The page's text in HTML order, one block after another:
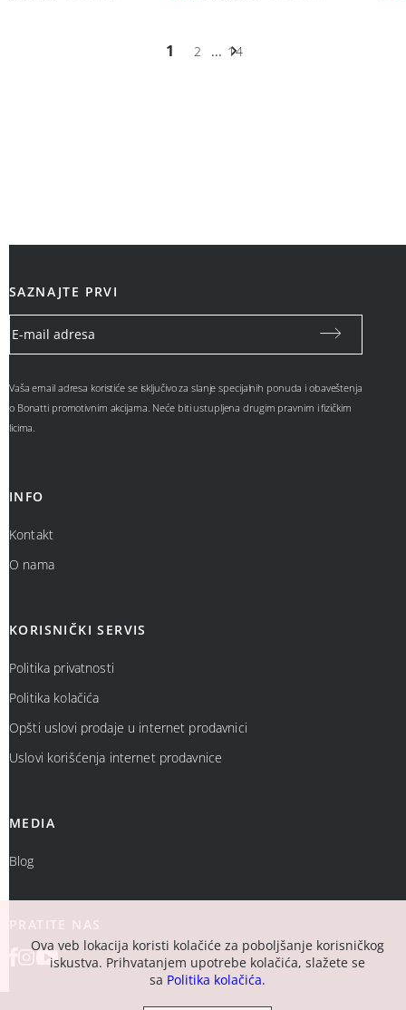
1 2 ... 14
Ova veb lokacija koristi kolačiće za poboljšanje korisničkog
iskustva. Prihvatanjem upotrebe kolačića, slažete se
sa Politika kolačića.
SAZNAJTE PRVI
Vaša email adresa koristiće se isključivo za slanje specijalnih ponuda i obaveštenja
o Bonatti promotivnim akcijama. Neće biti ustupljena drugim pravnim i fizičkim
licima.
INFO
Kontakt
O nama
KORISNIČKI SERVIS
Politika privatnosti
Politika kolačića
Opšti uslovi prodaje u internet prodavnici
Uslovi korišćenja internet prodavnice
MEDIA
Blog